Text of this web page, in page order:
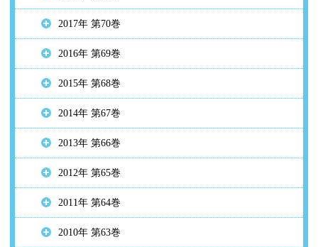
2017年 第70巻
2016年 第69巻
2015年 第68巻
2014年 第67巻
2013年 第66巻
2012年 第65巻
2011年 第64巻
2010年 第63巻